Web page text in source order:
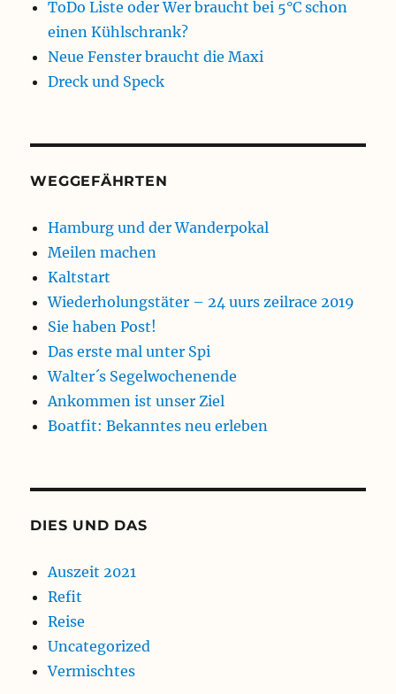
ToDo Liste oder Wer braucht bei 5°C schon
einen Kühlschrank?
Neue Fenster braucht die Maxi
Dreck und Speck
WEGGEFÄHRTEN
Hamburg und der Wanderpokal
Meilen machen
Kaltstart
Wiederholungstäter – 24 uurs zeilrace 2019
Sie haben Post!
Das erste mal unter Spi
Walter´s Segelwochenende
Ankommen ist unser Ziel
Boatfit: Bekanntes neu erleben
DIES UND DAS
Auszeit 2021
Refit
Reise
Uncategorized
Vermischtes